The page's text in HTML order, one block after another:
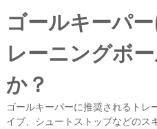
ゴールキーパ
レーニングボ
か？
ゴールキーパーに推奨されるトレ
イブ、シュートストップなどのス